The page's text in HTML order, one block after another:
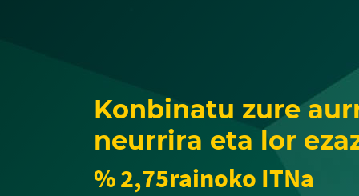
Konbinatu zure
neurrira eta lor
% 2,75rainoko ITNa